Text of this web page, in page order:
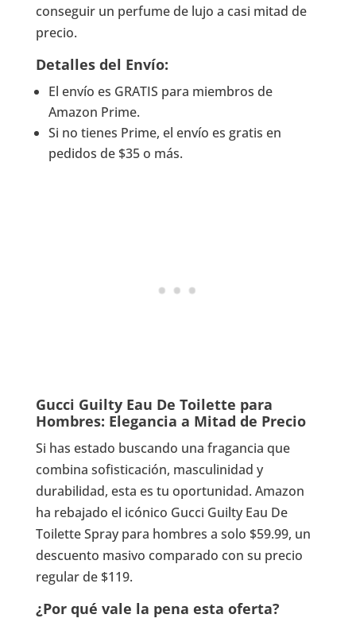
conseguir un perfume de lujo a casi mitad de
precio.
Detalles del Envío:
El envío es GRATIS para miembros de
Amazon Prime.
Si no tienes Prime, el envío es gratis en
pedidos de $35 o más.
Gucci Guilty Eau De Toilette para
Hombres: Elegancia a Mitad de Precio
Si has estado buscando una fragancia que
combina sofisticación, masculinidad y
durabilidad, esta es tu oportunidad. Amazon
ha rebajado el icónico Gucci Guilty Eau De
Toilette Spray para hombres a solo $59.99, un
descuento masivo comparado con su precio
regular de $119.
¿Por qué vale la pena esta oferta?